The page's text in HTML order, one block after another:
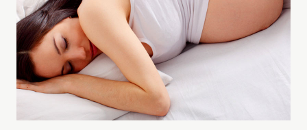
н
и
е
р
е
б